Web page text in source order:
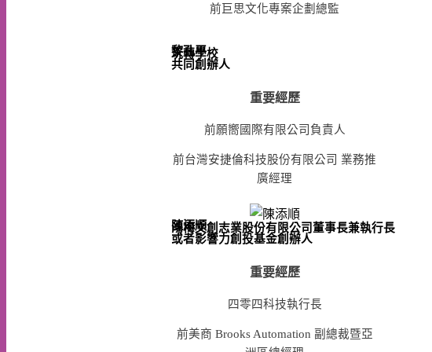
前巨思文化專案企劃總監
黎孔平
玩轉學校
重要經歷
前願嚮國際有限公司負責人
前台灣安捷倫科技股份有限公司 業務推
廣經理
陳添順
鴻梅文創志業股份有限公司董事長兼執行長
或者影響力創投基金創辦人
重要經歷
四零四科技執行長
前美商 Brooks Automation 副總裁暨亞